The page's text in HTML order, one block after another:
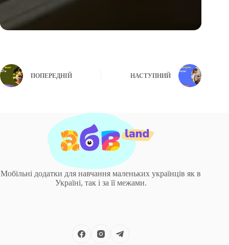
ПОПЕРЕДНІЙ НАСТУПНИЙ
Мобільні додатки для навчання маленьких українців як в
Україні, так і за її межами.